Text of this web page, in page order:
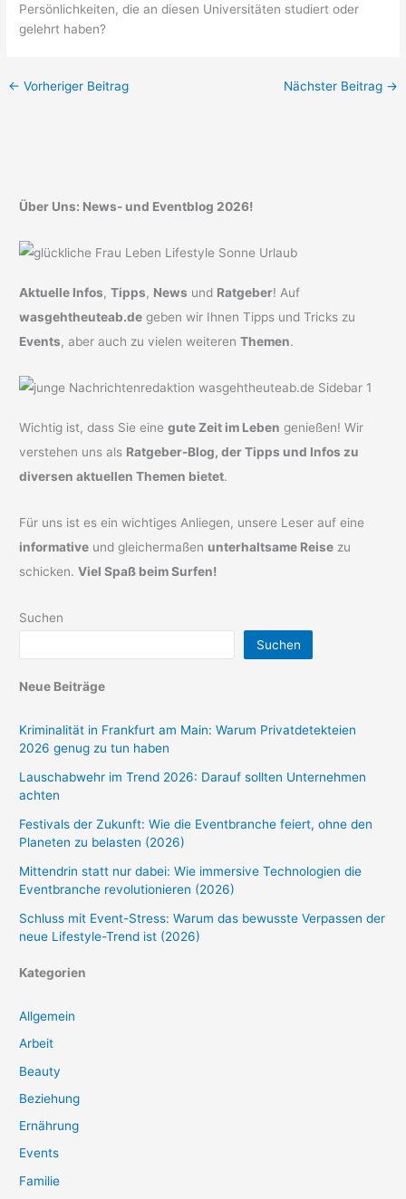
Persönlichkeiten, die an diesen Universitäten studiert oder
gelehrt haben?
← Vorheriger Beitrag Nächster Beitrag →
Über Uns: News- und Eventblog 2026!
Aktuelle Infos,Tipps, News und Ratgeber! Auf
wasgehtheuteab.de geben wir Ihnen Tipps und Tricks zu
Events, aber auch zu vielen weiterenThemen.
Wichtig ist, dass Sie einegute Zeit im Leben genießen! Wir
verstehen uns als Ratgeber-Blog, der Tipps und Infos zu
diversen aktuellen Themen bietet.
Für uns ist es ein wichtiges Anliegen, unsere Leser auf eine
informative und gleichermaßen unterhaltsame Reise zu
schicken.Viel Spaß beim Surfen!
Suchen
Suchen
Neue Beiträge
Kriminalität in Frankfurt am Main: Warum Privatdetekteien
2026 genug zu tun haben
Lauschabwehr im Trend 2026: Darauf sollten Unternehmen
achten
Festivals der Zukunft: Wie die Eventbranche feiert, ohne den
Planeten zu belasten (2026)
Mittendrin statt nur dabei: Wie immersive Technologien die
Eventbranche revolutionieren (2026)
Schluss mit Event-Stress: Warum das bewusste Verpassen der
neue Lifestyle-Trend ist (2026)
Kategorien
Allgemein
Arbeit
Beauty
Beziehung
Ernährung
Events
Familie